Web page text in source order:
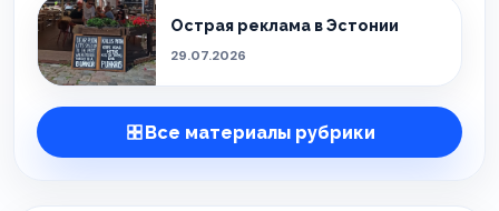
Острая реклама в Эстонии
29.07.2026
Все материалы рубрики